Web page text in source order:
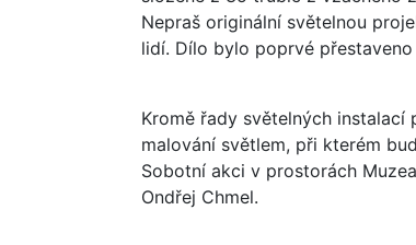
Nepraš originální světelnou
lidí. Dílo bylo poprvé přestaveno
Kromě řady světelných
malování světlem, při kterém
Sobotní akci v prostorách
Ondřej Chmel.